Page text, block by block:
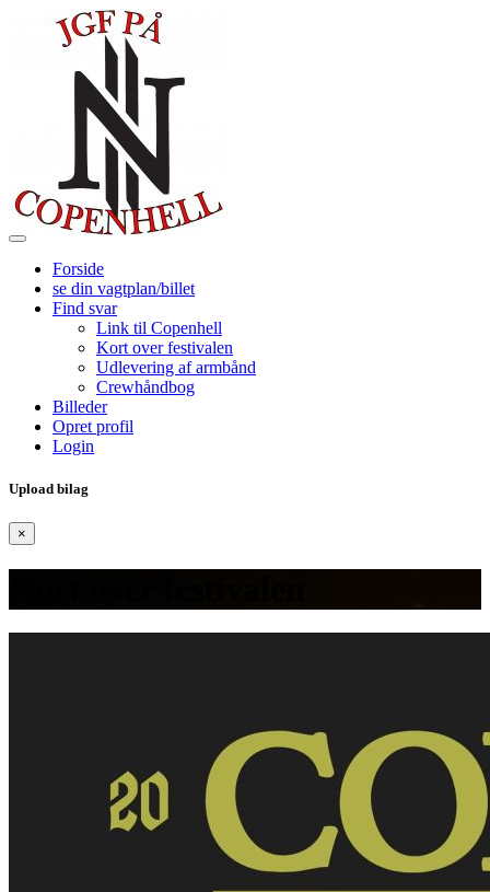
Forside
se din vagtplan/billet
Find svar
Link til Copenhell
Kort over festivalen
Udlevering af armbånd
Crewhåndbog
Billeder
Opret profil
Login
Upload bilag
×